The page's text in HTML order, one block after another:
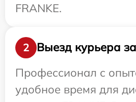
FRANKE.
2
Выезд курьера
Профессионал с
удобное время для